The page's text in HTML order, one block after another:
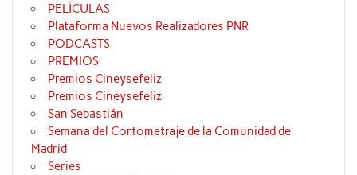
PELÍCULAS
Plataforma Nuevos Realizadores PNR
PODCASTS
PREMIOS
Premios Cineysefeliz
Premios Cineysefeliz
San Sebastián
Semana del Cortometraje de la Comunidad de
Madrid
Series